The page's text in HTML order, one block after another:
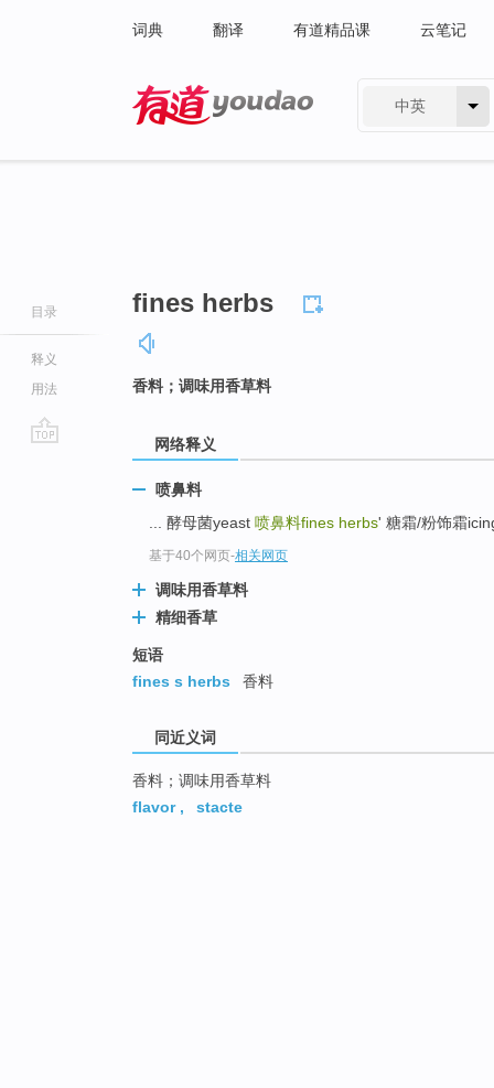
词典 翻译 有道精品课 云笔记
中英
目录
释义
用法
fines herbs
香料；调味用香草料
网络释义
喷鼻料
... 酵母菌yeast 喷鼻料fines herbs' 糖霜/粉饰霜
基于40个网页-相关网页
调味用香草料
精细香草
短语
fines s herbs
香料
同近义词
香料；调味用香草料
flavor, stacte